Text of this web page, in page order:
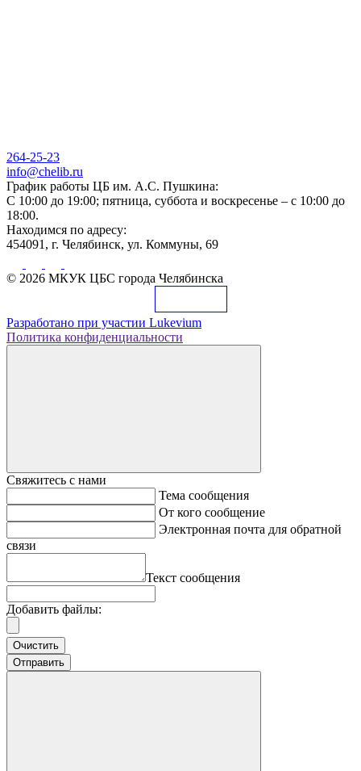
264-25-23
info@chelib.ru
График работы ЦБ им. А.С. Пушкина:
С 10:00 до 19:00; пятница, суббота и воскресенье – с 10:00 до
18:00.
Находимся по адресу:
454091, г. Челябинск, ул. Коммуны, 69
© 2026 МКУК ЦБС города Челябинска
Разработано при участии Lukevium
Политика конфиденциальности
Свяжитесь с нами
Тема сообщения
От кого сообщение
Электронная почта для обратной
связи
Текст сообщения
Добавить файлы:
Очистить
Отправить